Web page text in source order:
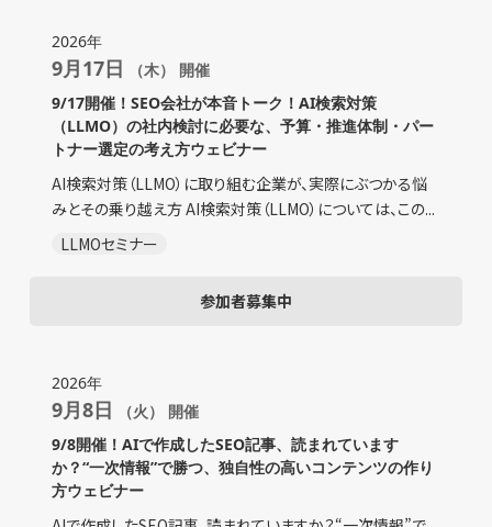
2026年
9月17日 （木） 開催
9/17開催！SEO会社が本音トーク！AI検索対策
（LLMO）の社内検討に必要な、予算・推進体制・パー
トナー選定の考え方ウェビナー
AI検索対策（LLMO）に取り組む企業が、実際にぶつかる悩
みとその乗り越え方 AI検索対策（LLMO）については、この...
LLMOセミナー
参加者募集中
2026年
9月8日 （火） 開催
9/8開催！AIで作成したSEO記事、読まれています
か？“一次情報”で勝つ、独自性の高いコンテンツの作り
方ウェビナー